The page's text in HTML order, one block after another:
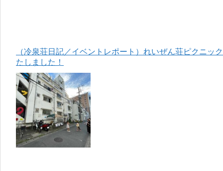
（冷泉荘日記／イベントレポート）れいぜん荘ピクニッ
たしました！